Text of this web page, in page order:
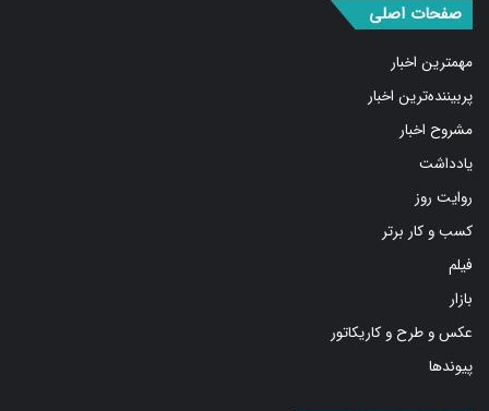
صفحات اصلی
مهمترین اخبار
پربیننده‌ترین اخبار
مشروح اخبار
یادداشت
روایت روز
کسب و کار برتر
فیلم
بازار
عکس و طرح و کاریکاتور
پیوندها